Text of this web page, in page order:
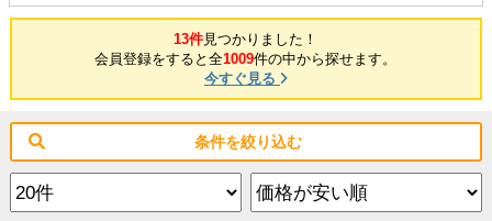
13件見つかりました！
会員登録をすると全1009件の中から探せます。
今すぐ見る
条件を絞り込む